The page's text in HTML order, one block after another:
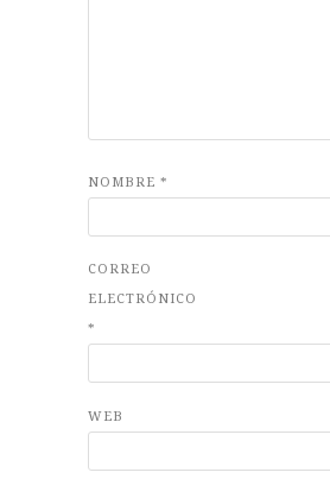
NOMBRE *
CORREO
ELECTRÓNICO
*
WEB